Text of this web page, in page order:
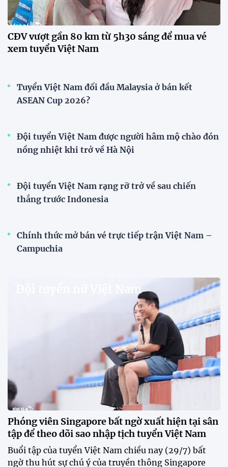
CĐV vượt gần 80 km từ 5h30 sáng để mua vé
xem tuyển Việt Nam
Tuyển Việt Nam đối đầu Malaysia ở bán kết
ASEAN Cup 2026?
Đội tuyển Việt Nam được người hâm mộ chào đón
nồng nhiệt khi trở về Hà Nội
Đội tuyển Việt Nam rạng rỡ trở về sau chiến
thắng trước Indonesia
Chính thức mở bán vé trực tiếp trận Việt Nam –
Campuchia
Đội tuyển nữ Việt Nam
Phóng viên Singapore bất ngờ xuất hiện tại sân
tập để theo dõi sao nhập tịch tuyển Việt Nam
Buổi tập của tuyển Việt Nam chiều nay (29/7) bất
ngờ thu hút sự chú ý của truyền thông Singapore